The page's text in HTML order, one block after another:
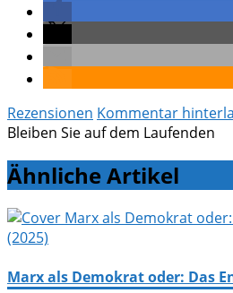
Rezensionen Kommentar
Bleiben Sie auf dem Laufenden
Ähnliche Artikel
Marx als Demokrat oder: Das